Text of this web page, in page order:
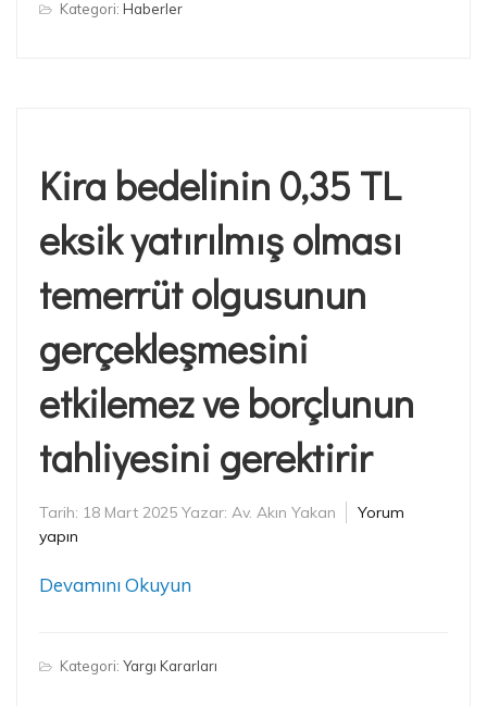
Kategori: Haberler
Kira bedelinin 0,35 TL
eksik yatırılmış olması
temerrüt olgusunun
gerçekleşmesini
etkilemez ve borçlunun
tahliyesini gerektirir
Tarih: 18 Mart 2025 Yazar: Av. Akın Yakan
Yorum
yapın
Devamını Okuyun
Kategori: Yargı Kararları